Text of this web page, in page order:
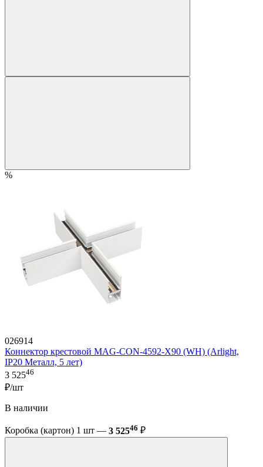
%
026914
Коннектор крестовой MAG-CON-4592-X90 (WH) (Arlight,
IP20 Металл, 5 лет)
3 52546
₽/шт
В наличии
Коробка (картон) 1 шт — 3 52546 ₽